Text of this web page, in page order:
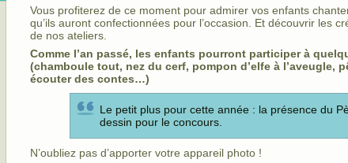
Vous profiterez de ce moment pour admirer vos enfants
qu’ils auront confectionnées pour l’occasion. Et découvrir les
de nos ateliers.
Comme l’an passé, les enfants pourront participer à
(chamboule tout, nez du cerf, pompon d’elfe à l’aveugle,
écouter des contes…)
Le petit plus pour cette année : la présence du
dessin pour le concours.
N’oubliez pas d’apporter votre appareil photo !